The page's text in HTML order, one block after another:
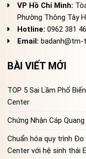
VP Hồ Chí Minh:
Phường Thông Tây
Hotline: 0962 381
Email: badanh@tm-
BÀI VIẾT MỚI
TOP 5 Sai Lầm Phổ
Center
Chứng Nhận Cáp
Chuẩn hóa quy trình Đo
Center với hệ sinh thái